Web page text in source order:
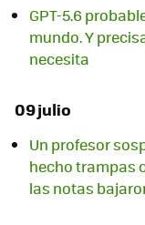
GPT-5.6
mundo. Y
necesita
09 julio
Un profesor
hecho trampas
las notas